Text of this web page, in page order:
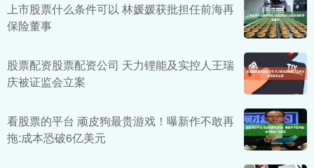
上市股票什么条件可以 林媛媛获批担任前海再
保险董事
股票配资股票配资公司 天力锂能及实控人王瑞
庆被证监会立案
看股票的平台 顽皮狗最贵游戏！曝新作不敢再
拖:成本恐破6亿美元